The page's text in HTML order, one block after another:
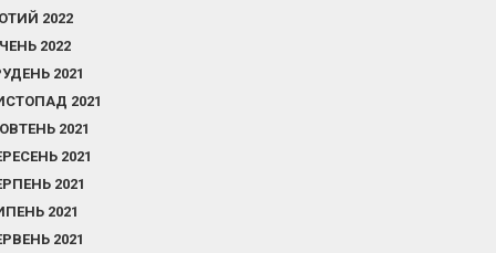
2022
2022
2021
2021
2021
2021
2021
2021
2021